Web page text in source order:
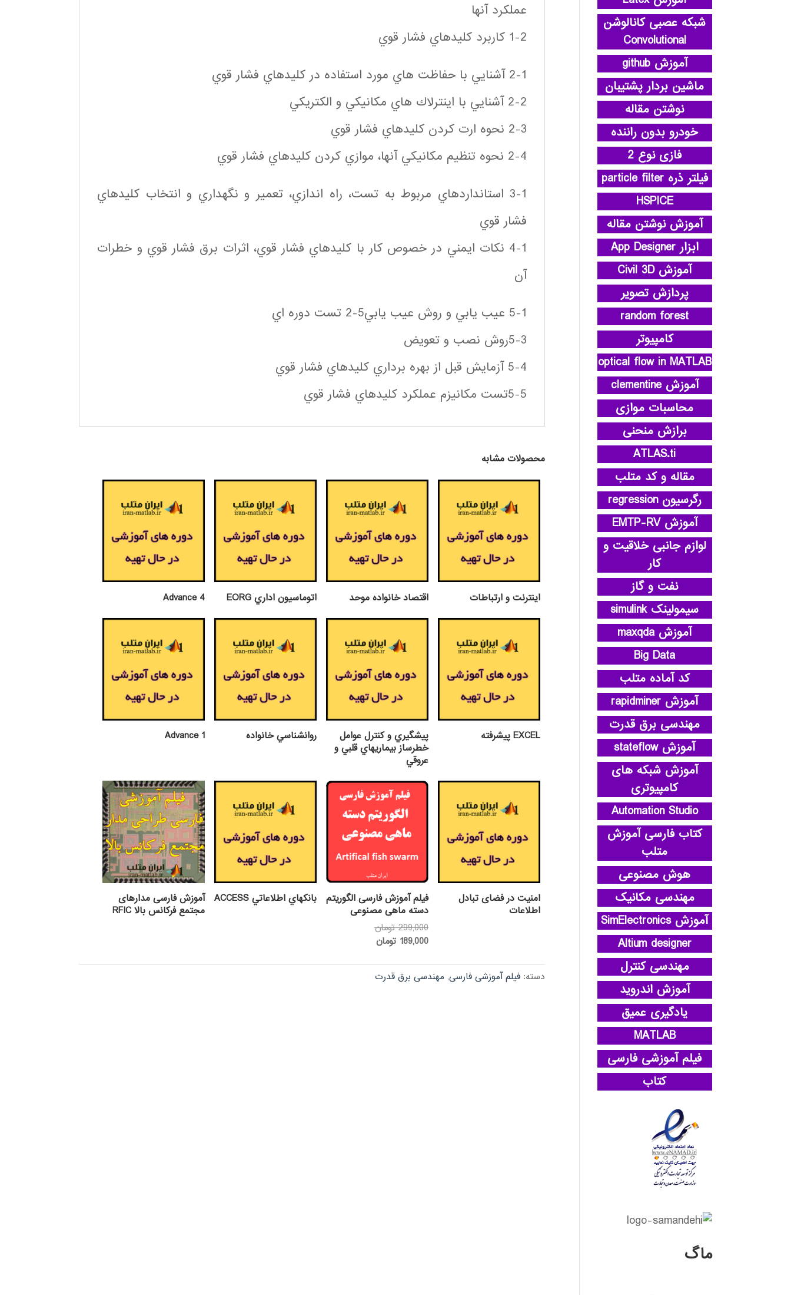
عملكرد آنها
1-2 كاربرد كليدهاي فشار قوي
2-1 آشنايي با حفاظت هاي مورد استفاده در كليدهاي فشار قوي
2-2 آشنايي با اينترلاك هاي مكانيكي و الكتريكي
2-3 نحوه ارت كردن كليدهاي فشار قوي
2-4 نحوه تنظيم مكانيكي آنها، موازي كردن كليدهاي فشار قوي
3-1 استانداردهاي مربوط به تست، راه اندازي، تعمير و نگهداري و انتخاب كليدهاي
فشار قوي
4-1 نكات ايمني در خصوص كار با كليدهاي فشار قوي، اثرات برق فشار قوي و خطرات
آن
5-1 عيب يابي و روش عيب يابي5-2 تست دوره اي
5-3روش نصب و تعويض
5-4 آزمايش قبل از بهره برداري كليدهاي فشار قوي
5-5تست مكانيزم عملكرد كليدهاي فشار قوي
محصولات مشابه
اينترنت و ارتباطات اقتصاد خانواده موحد اتوماسيون اداري EORG Advance 4
EXCEL پيشرفته
پيشگيري و كنترل عوامل
خطرساز بيماريهاي قلبي و
عروقي
روانشناسي خانواده Advance 1
امنیت در فضای تبادل
اطلاعات
فیلم آموزش فارسی الگوریتم
دسته ماهی مصنوعی
299,000 تومانقیمت
بود.
189,000 تومانقیمت
189,000 تومان.
بانكهاي اطلاعاتي ACCESS
آموزش فارسی مدارهای
مجتمع فرکانس بالا RFIC
دسته: فیلم آموزشی فارسی, مهندسی برق قدرت
شبکه عصبی کانالوشن
Convolutional
آموزش github
ماشین بردار پشتیبان
نوشتن مقاله
خودرو بدون راننده
فازی نوع 2
فیلتر ذره particle filter
HSPICE
آموزش نوشتن مقاله
ابزار App Designer
آموزش Civil 3D
پردازش تصویر
random forest
کامپیوتر
optical flow in MATLAB
آموزش clementine
محاسبات موازی
برازش منحنی
ATLAS.ti
مقاله و کد متلب
رگرسیون regression
آموزش EMTP-RV
لوازم جانبی خلاقیت و
کار
نفت و گاز
سیمولینک simulink
آموزش maxqda
Big Data
کد آماده متلب
آموزش rapidminer
مهندسی برق قدرت
آموزش stateflow
آموزش شبکه های
کامپیوتری
Automation Studio
کتاب فارسی آموزش
متلب
هوش مصنوعی
مهندسی مکانیک
آموزش SimElectronics
Altium designer
مهندسی کنترل
آموزش اندروید
یادگیری عمیق
MATLAB
فیلم آموزشی فارسی
کتاب
ماگ